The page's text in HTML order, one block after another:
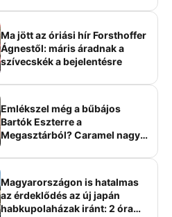
Ma jött az óriási hír Forsthoffer
Ágnestől: máris áradnak a
szívecskék a bejelentésre
Emlékszel még a bűbájos
Bartók Eszterre a
Megasztárból? Caramel nagy
Magyarországon is hatalmas
az érdeklődés az új japán
habkupolaházak iránt: 2 óra